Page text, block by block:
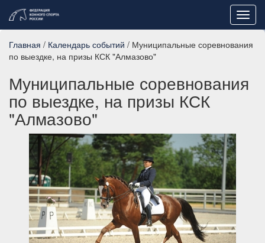
Главная / Календарь событий / Муниципальные соревнования
по выездке, на призы КСК "Алмазово"
Муниципальные соревнования
по выездке, на призы КСК
"Алмазово"